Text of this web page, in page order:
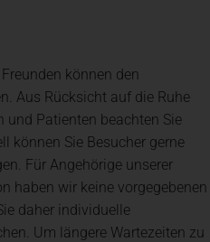
können den
Aus Rücksicht auf die Ruhe
und Patienten beachten Sie
können Sie Besucher gerne
Für Angehörige unserer
haben wir keine vorgegebenen
daher individuelle
Um längere Wartezeiten zu